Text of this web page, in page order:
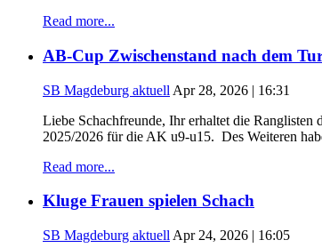
Read more...
AB-Cup Zwischenstand nach dem
SB Magdeburg aktuell Apr 28, 2026 | 16:31
Liebe Schachfreunde, Ihr erhaltet die
2025/2026 für die AK u9-u15. Des Weiteren
Read more...
Kluge Frauen spielen Schach
SB Magdeburg aktuell Apr 24, 2026 | 16:05